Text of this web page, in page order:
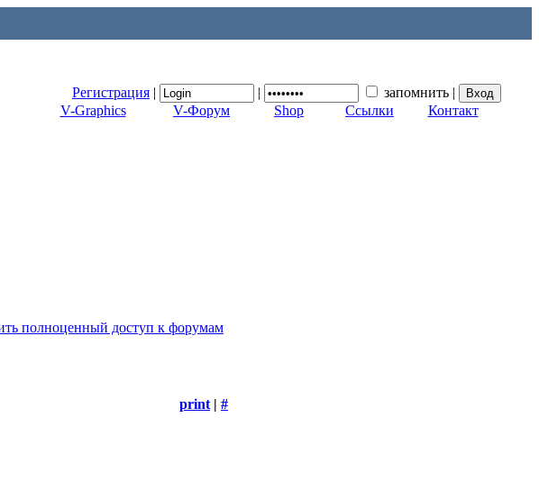
Регистрация | | запомнить |
V-Graphics
V-Форум Shop Ссылки Контакт
полноценный доступ к форумам
print | #